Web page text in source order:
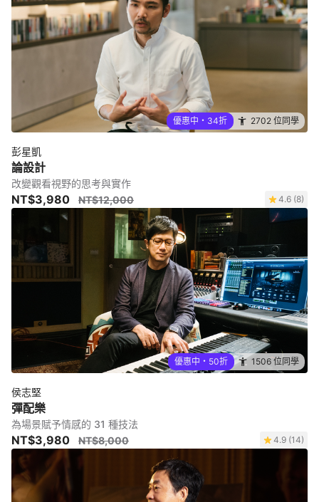
優惠中・34折 2702 位同學
彭星凱
論設計
改變觀看視野的思考與實作
NT$3,980 NT$12,000 4.6 (8)
優惠中・50折 1506 位同學
侯志堅
彈配樂
為場景賦予情感的 31 種技法
NT$3,980 NT$8,000 4.9 (14)